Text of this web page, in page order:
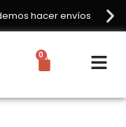
hacer envíos
0